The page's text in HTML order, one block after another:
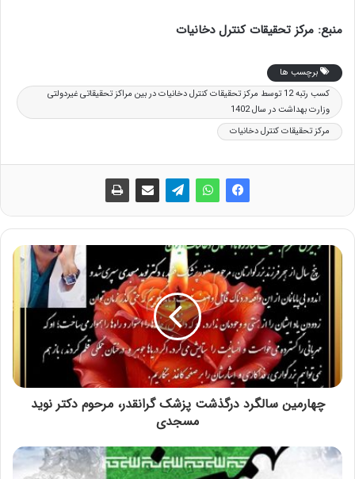
منبع: مرکز تحقیقات کنترل دخانیات
برچسب ها
کسب رتبه 12 توسط مرکز تحقیقات کنترل دخانیات در بین مراکز تحقیقاتی غیردولتی
وزارت بهداشت در سال 1402
مرکز تحقیقات کنترل دخانیات
چهارمین سالگرد درگذشت پزشک گرانقدر، مرحوم دکتر نوید
مسجدی